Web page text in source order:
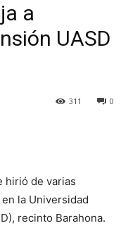
a
UASD
0
311
hirió de varias
la Universidad
recinto Barahona.